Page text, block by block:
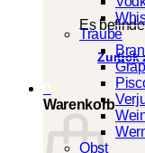
Es
Zurück
Warenkorb
Traube
Obst